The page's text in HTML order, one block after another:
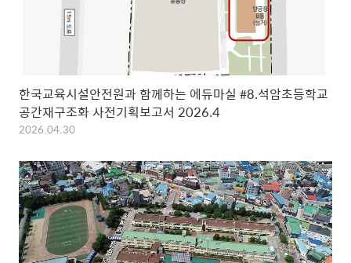
한국교육시설안전원과 함께하는 에듀마실 #8.석암초등학교
공간재구조화 사전기획보고서 2026.4
2026.04.30